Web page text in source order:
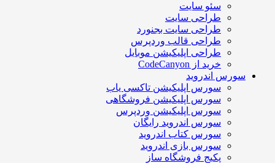
سئو سایت
طراحی سایت
طراحی سایت بجنورد
طراحی قالب وردپرس
طراحی اپلیکیشن موبایل
خرید از CodeCanyon
سورس اندروید
سورس اپلیکیشن تاکسی یاب
سورس اپلیکیشن فروشگاهی
سورس اپلیکیشن وردپرس
سورس اندروید رایگان
سورس کتاب اندروید
سورس بازی اندروید
پکیج فروشگاه ساز